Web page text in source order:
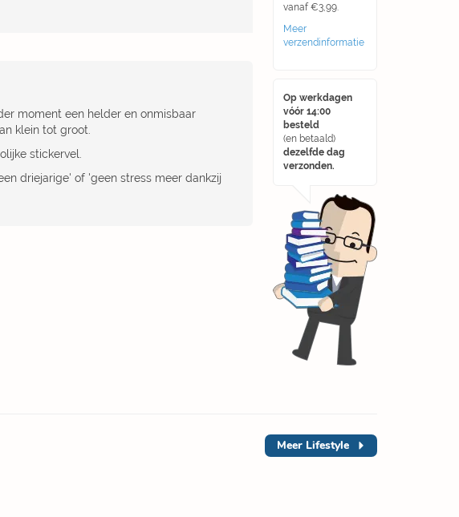
vanaf €3,99.
Meer
verzendinformatie
Op werkdagen
vóór 14:00
besteld
(en betaald)
dezelfde dag
verzonden.
moment een helder en onmisbaar
klein tot groot.
stickervel.
driejarige' of 'geen stress meer dankzij
Meer Lifestyle